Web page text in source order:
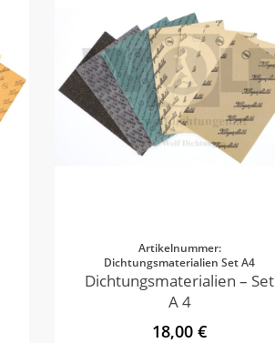
Artikelnummer:
Dichtungsmaterialien Set A4
Dichtungsmaterialien – Set
A 4
18,00 €